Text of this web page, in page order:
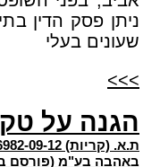
ניתן פסק הדין
שעונים בעלי
>>>
הגנה על
באהבה בע"מ (פורסם